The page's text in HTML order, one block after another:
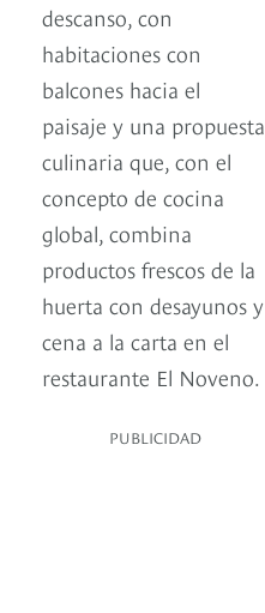
descanso, con
habitaciones con
balcones hacia el
paisaje y una propuesta
culinaria que, con el
concepto de cocina
global, combina
productos frescos de la
huerta con desayunos y
cena a la carta en el
restaurante El Noveno.
PUBLICIDAD